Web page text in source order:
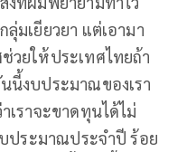
มเยียวยา แต่เอามา
วยให้ประเทศไทยถ้า
นี้งบประมาณของเรา
เราจะขาดทุนได้ไม่
ประมาณประจำปี ร้อย